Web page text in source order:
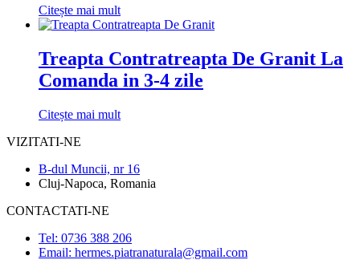
Citește mai mult
Treapta Contratreapta De Granit La
Comanda in 3-4 zile
Citește mai mult
VIZITATI-NE
B-dul Muncii, nr 16
Cluj-Napoca, Romania
CONTACTATI-NE
Tel: 0736 388 206
Email: hermes.piatranaturala@gmail.com